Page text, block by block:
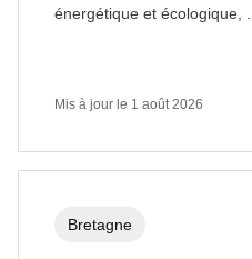
énergétique et écologique, ...
Mis à jour le 1 août 2026
Bretagne